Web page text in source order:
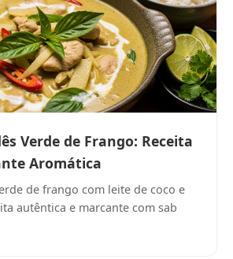
Verde de Frango: Receita
Aromática
de frango com leite de coco e
autêntica e marcante com sab